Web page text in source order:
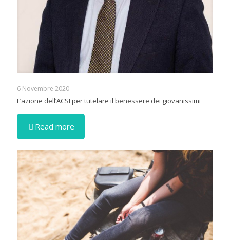
6 Novembre 2020
L’azione dell’ACSI per tutelare il benessere dei giovanissimi
Read more